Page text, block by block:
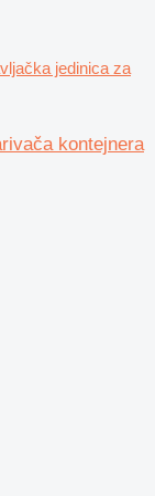
jedinica za
kontejnera